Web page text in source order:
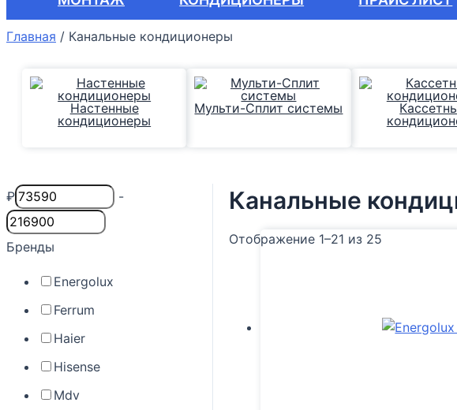
Главная / Канальные кондиционеры
Настенные
кондиционеры
Мульти-Сплит системы
₽ -
Бренды
Energolux
Ferrum
Haier
Hisense
Mdv
Канальные
Отображение 1–21 из 25